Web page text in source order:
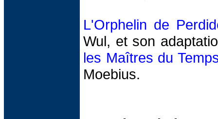
L'Orphelin de
Wul, et son
les Maîtres du
Moebius.